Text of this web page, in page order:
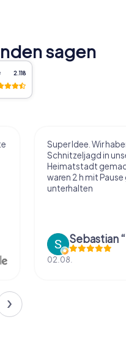
sagen
2.118
Super Idee. Wir
Schnitzeljagd in
Heimatstadt
waren 2 h mit
unterhalten
02.08.